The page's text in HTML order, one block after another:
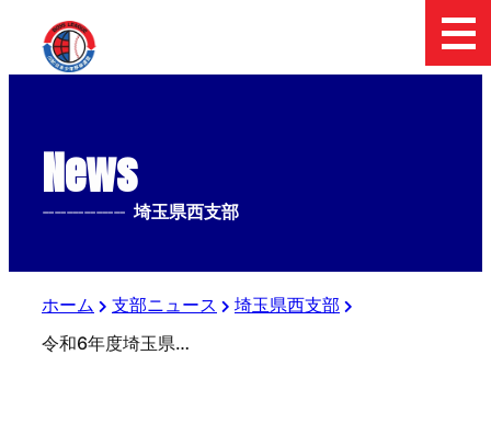
News
-------------- 埼玉県西支部
ホーム 支部ニュース
埼玉県西支部
令和6年度埼玉県西支部春季大会決勝戦